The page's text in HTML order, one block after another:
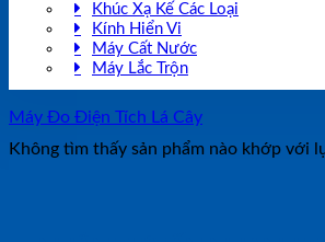
Khúc Xạ Kế Các Loại
Kính Hiển Vi
Máy Cất Nước
Máy Lắc Trộn
Máy Đo Điện Tích Lá Cây
Không tìm thấy sản phẩm nào khớp với